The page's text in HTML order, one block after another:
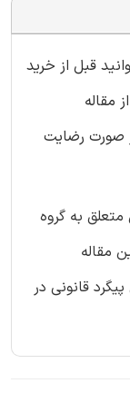
قبل از خرید
مقاله
صورت رضایت
به گروه
مقاله
قانونی در